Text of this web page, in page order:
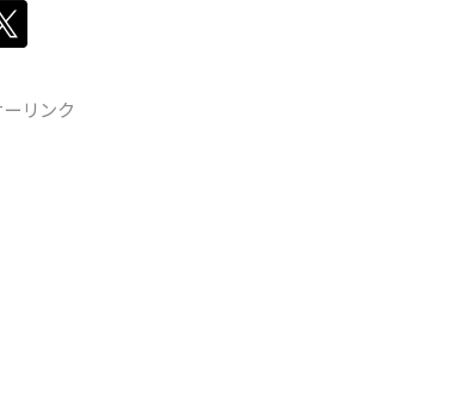
リンク